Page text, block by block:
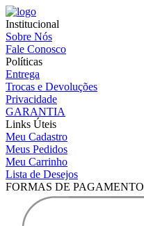
Institucional
Sobre Nós
Fale Conosco
Políticas
Entrega
Trocas e Devoluções
Privacidade
GARANTIA
Links Úteis
Meu Cadastro
Meus Pedidos
Meu Carrinho
Lista de Desejos
FORMAS DE PAGAMENTO